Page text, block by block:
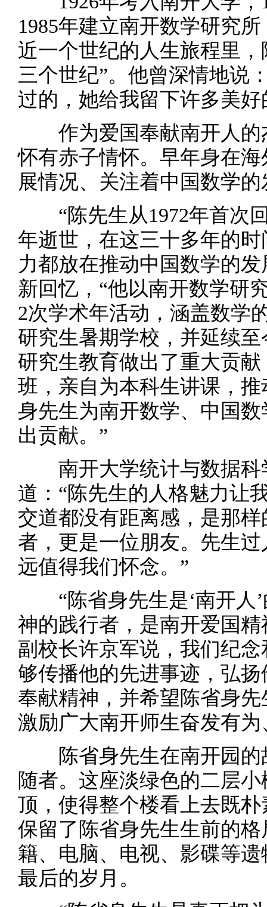
1985年建立南开数学研究
近一个世纪的人生旅程里
三个世纪”。他曾深情地说
过的，她给我留下许多美好
作为爱国奉献南开人的
怀有赤子情怀。早年身在
展情况、关注着中国数学
“陈先生从1972年首次回
年逝世，在这三十多年的
力都放在推动中国数学的
新回忆，“他以南开数学研
2次学术年活动，涵盖数学
研究生暑期学校，并延续
研究生教育做出了重大贡
班，亲自为本科生讲课，
身先生为南开数学、中国
出贡献。”
南开大学统计与数据科
道：“陈先生的人格魅力让
交道都没有距离感，是那
者，更是一位朋友。先生
远值得我们怀念。”
“陈省身先生是‘南开人’
神的践行者，是南开爱国
副校长许京军说，我们纪
够传播他的先进事迹，弘
奉献精神，并希望陈省身
激励广大南开师生奋发有
陈省身先生在南开园的
随者。这座淡绿色的二层
顶，使得整个楼看上去既
保留了陈省身先生生前的
籍、电脑、电视、影碟等
最后的岁月。